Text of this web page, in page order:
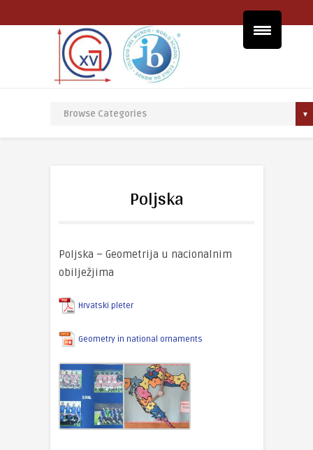
Poljska
Poljska – Geometrija u nacionalnim
obilježjima
Hrvatski pleter
Geometry in national ornaments